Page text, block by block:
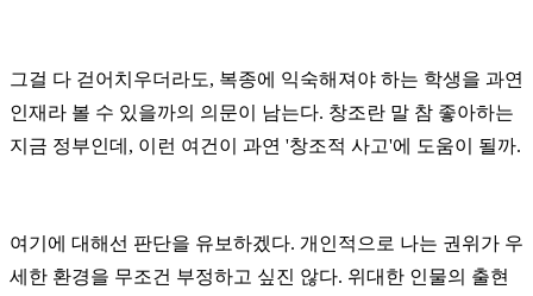
그걸 다 걷어치우더라도, 복종에 익숙해져야 하는 학생을 과연
인재라 볼 수 있을까의 의문이 남는다. 창조란 말 참 좋아하는
지금 정부인데, 이런 여건이 과연 '창조적 사고'에 도움이 될까.
여기에 대해선 판단을 유보하겠다. 개인적으로 나는 권위가 우
세한 환경을 무조건 부정하고 싶진 않다. 위대한 인물의 출현